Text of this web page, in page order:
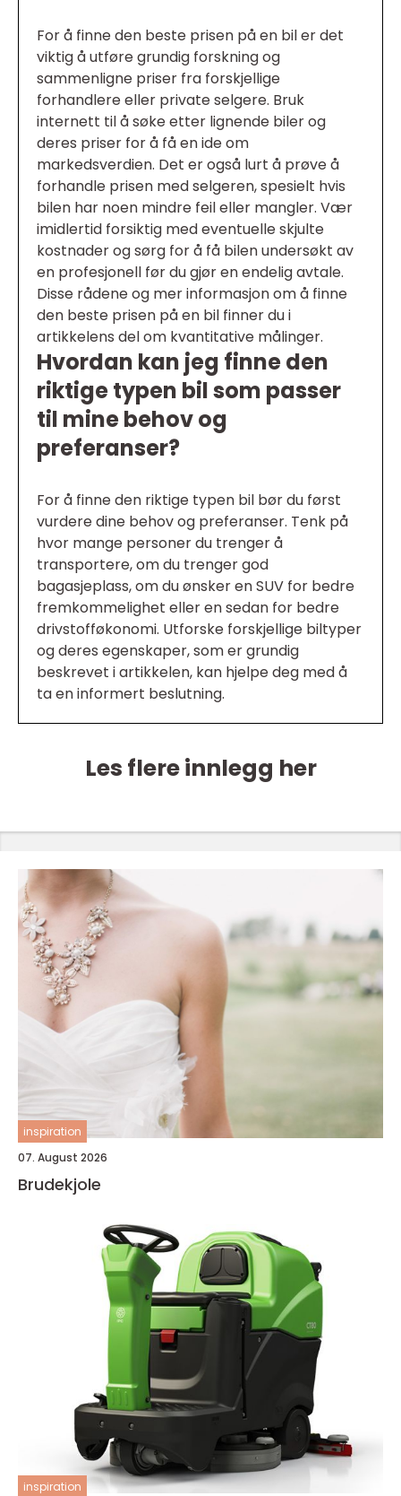
For å finne den beste prisen på en bil er det
viktig å utføre grundig forskning og
sammenligne priser fra forskjellige
forhandlere eller private selgere. Bruk
internett til å søke etter lignende biler og
deres priser for å få en ide om
markedsverdien. Det er også lurt å prøve å
forhandle prisen med selgeren, spesielt hvis
bilen har noen mindre feil eller mangler. Vær
imidlertid forsiktig med eventuelle skjulte
kostnader og sørg for å få bilen undersøkt av
en profesjonell før du gjør en endelig avtale.
Disse rådene og mer informasjon om å finne
den beste prisen på en bil finner du i
artikkelens del om kvantitative målinger.
Hvordan kan jeg finne den
riktige typen bil som passer
til mine behov og
preferanser?
For å finne den riktige typen bil bør du først
vurdere dine behov og preferanser. Tenk på
hvor mange personer du trenger å
transportere, om du trenger god
bagasjeplass, om du ønsker en SUV for bedre
fremkommelighet eller en sedan for bedre
drivstofføkonomi. Utforske forskjellige biltyper
og deres egenskaper, som er grundig
beskrevet i artikkelen, kan hjelpe deg med å
ta en informert beslutning.
Les flere innlegg her
inspiration
07. August 2026
Brudekjole
inspiration